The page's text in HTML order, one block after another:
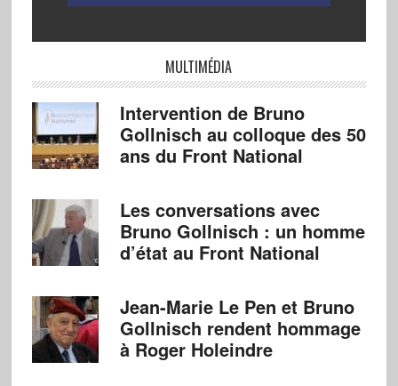
MULTIMÉDIA
Intervention de Bruno
Gollnisch au colloque des 50
ans du Front National
Les conversations avec
Bruno Gollnisch : un homme
d’état au Front National
Jean-Marie Le Pen et Bruno
Gollnisch rendent hommage
à Roger Holeindre